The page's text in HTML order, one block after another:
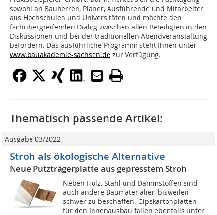
sowohl an Bauherren, Planer, Ausführende und Mitarbeiter
aus Hochschulen und Universitäten und möchte den
fachübergreifenden Dialog zwischen allen Beteiligten in den
Diskussionen und bei der traditionellen Abendveranstaltung
befördern. Das ausführliche Programm steht Ihnen unter
www.bauakademie-sachsen.de zur Verfügung.
Thematisch passende Artikel:
Ausgabe 03/2022
Stroh als ökologische Alternative
Neue Putzträgerplatte aus gepresstem Stroh
Neben Holz, Stahl und Dämmstoffen sind
auch andere Baumaterialien bisweilen
schwer zu beschaffen. Gipskartonplatten
für den Innenausbau fallen ebenfalls unter